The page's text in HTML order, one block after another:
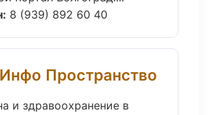
8 (939) 892 60 40
Пространство
и здравоохранение в